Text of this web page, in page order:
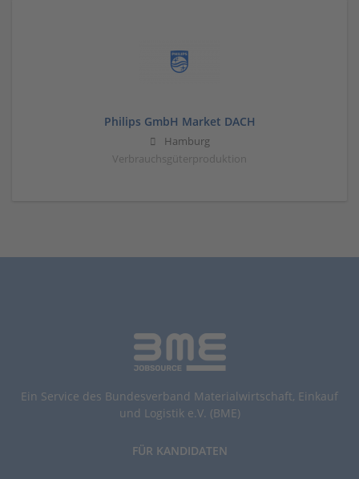
Philips GmbH Market DACH
Hamburg
Verbrauchsgüterproduktion
Ein Service des Bundesverband Materialwirtschaft, Einkauf
und Logistik e.V. (BME)
FÜR KANDIDATEN